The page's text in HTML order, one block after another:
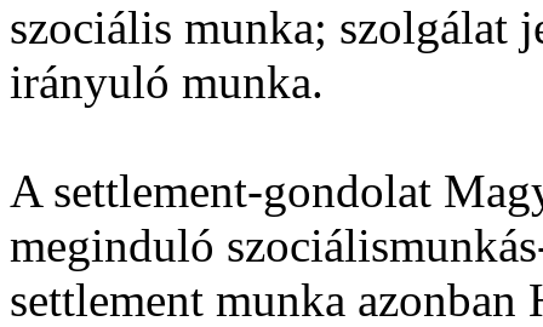
szociális munka; szolgálat
irányuló munka.
A settlement-gondolat
meginduló
settlement munka azonban